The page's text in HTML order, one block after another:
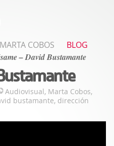
MARTA COBOS
BLOG
– David Bustamante
Audiovisual, Marta Cobos,
bustamante, dirección